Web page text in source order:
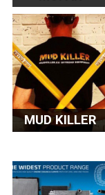
MUD KILLER